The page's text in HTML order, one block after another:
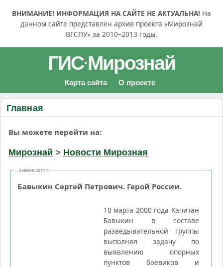
ВНИМАНИЕ! ИНФОРМАЦИЯ НА САЙТЕ НЕ АКТУАЛЬНА! На
данном сайте представлен архив проекта «Мирознай
ВГСПУ» за 2010–2013 годы.
ГИС·Мирознай
Карта сайта О проекте
Главная
Вы можете перейти на:
Мирознай > Новости Мирозная
3 июня 2011 г.
Бавыкин Сергей Петрович. Герой России.
10 марта 2000 года Капитан
Бавыкин в составе
разведывательной группы
выполнял задачу по
выявлению опорных
пунктов боевиков и